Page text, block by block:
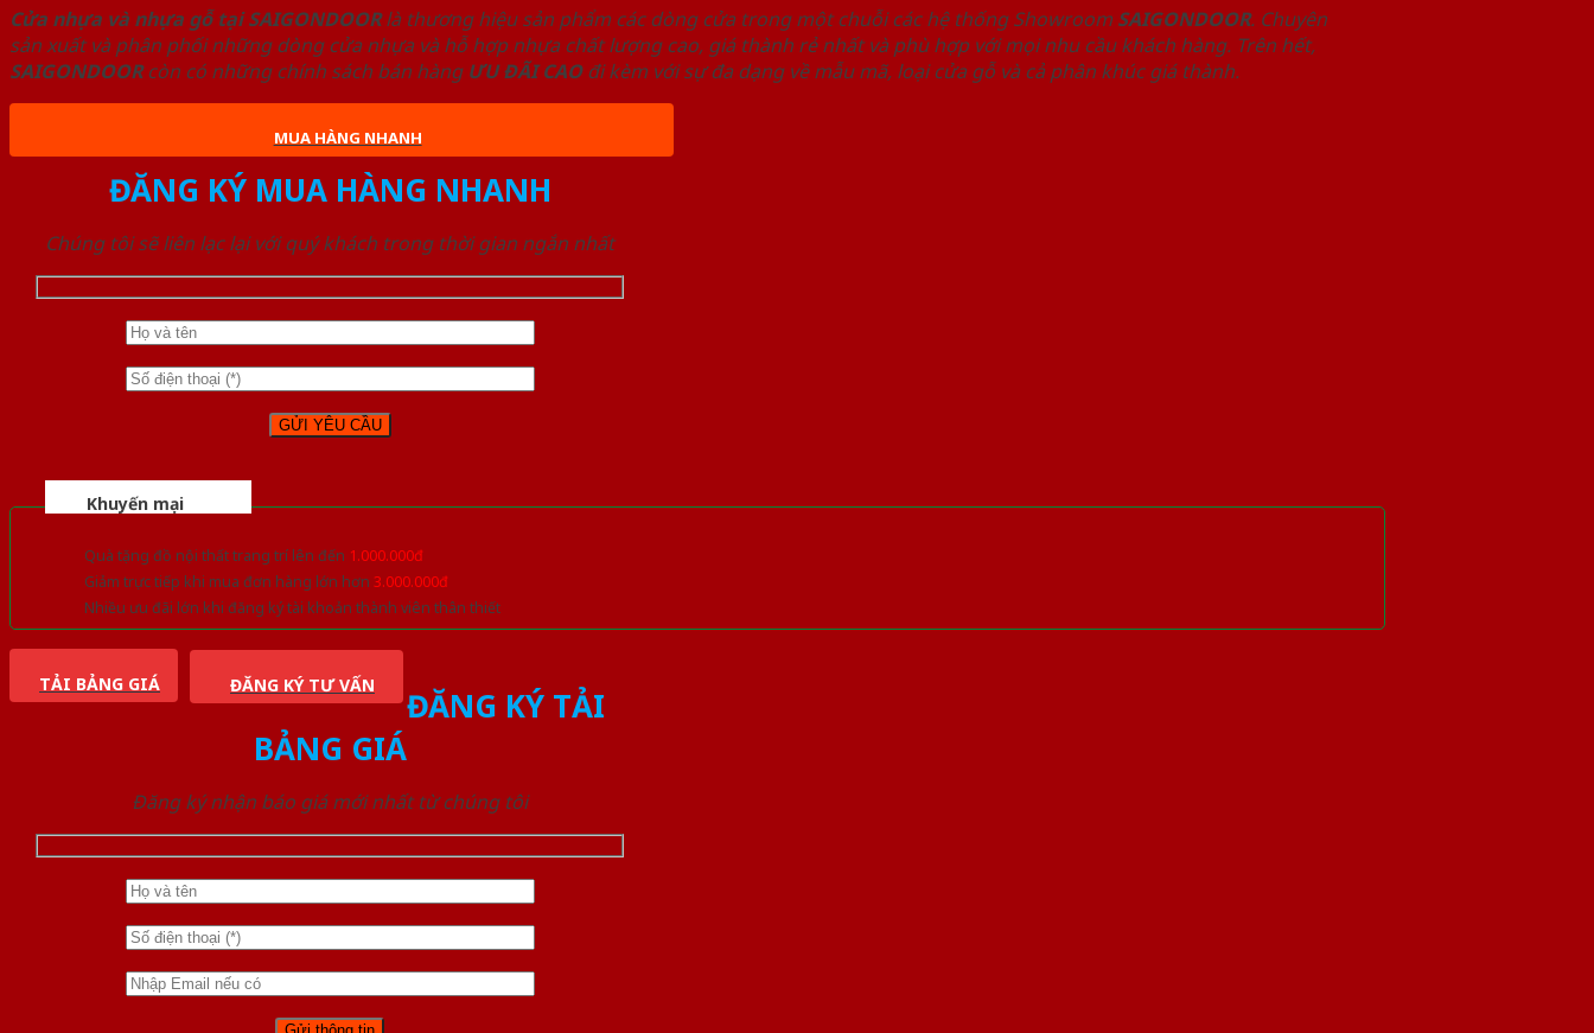
Cửa nhựa và nhựa gỗ tại SAIGONDOORlà thương hiệu sản phẩm các dòng cửa trong một chuỗi các hệ thống Showroom SAIGONDOOR. Chuyên
sản xuất và phân phối những dòng cửa nhựa và hỗ hợp nhựa chất lượng cao, giá thành rẻ nhất và phù hợp với mọi nhu cầu khách hàng. Trên hết,
SAIGONDOORcòn có những chính sách bán hàng ƯU ĐÃI CAOđi kèm với sự đa dạng về mẫu mã, loại cửa gỗ và cả phân khúc giá thành.
MUA HÀNG NHANH
ĐĂNG KÝ MUA HÀNG NHANH
Chúng tôi sẽ liên lạc lại với quý khách trong thời gian ngắn nhất
Khuyến mại
Quà tặng đồ nội thất trang trí lên đến 1.000.000đ
Giảm trực tiếp khi mua đơn hàng lớn hơn 3.000.000đ
Nhiều ưu đãi lớn khi đăng ký tài khoản thành viên thân thiết
TẢI BẢNG GIÁ ĐĂNG KÝ TƯ VẤN
ĐĂNG KÝ TẢI
BẢNG GIÁ
Đăng ký nhận báo giá mới nhất từ chúng tôi